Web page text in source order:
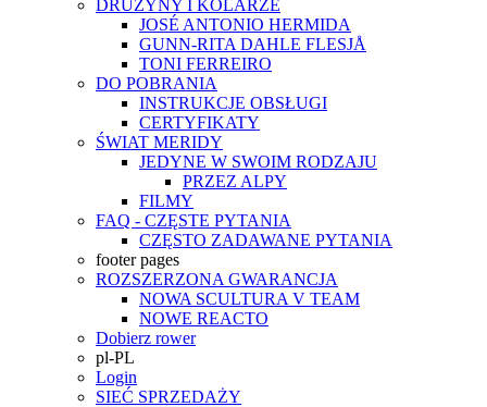
DRUŻYNY I KOLARZE
JOSÉ ANTONIO HERMIDA
GUNN-RITA DAHLE FLESJÅ
TONI FERREIRO
DO POBRANIA
INSTRUKCJE OBSŁUGI
CERTYFIKATY
ŚWIAT MERIDY
JEDYNE W SWOIM RODZAJU
PRZEZ ALPY
FILMY
FAQ - CZĘSTE PYTANIA
CZĘSTO ZADAWANE PYTANIA
footer pages
ROZSZERZONA GWARANCJA
NOWA SCULTURA V TEAM
NOWE REACTO
Dobierz rower
pl-PL
Login
SIEĆ SPRZEDAŻY